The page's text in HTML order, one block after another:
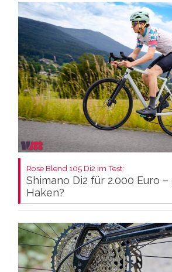
Rose Blend 105 Di2 im Test:
Shimano Di2 für 2.000 Euro
Haken?